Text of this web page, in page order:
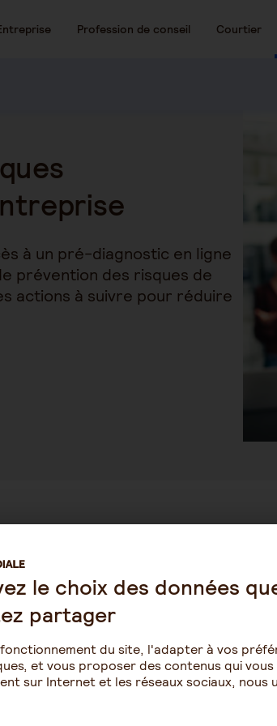
Profession de conseil Courtier
à un pré-diagnostic en ligne
prévention des risques de
actions à suivre pour réduire
est la prise en
au pré-diagnostic des risques
"Branchez-vous santé".
le choix des données
partager
du site, l'adapter à vos
et vous proposer des contenus qui vous
sur Internet et les réseaux sociaux, nous